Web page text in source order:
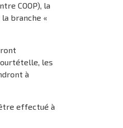
COOP), la
branche «
les
à
effectué à